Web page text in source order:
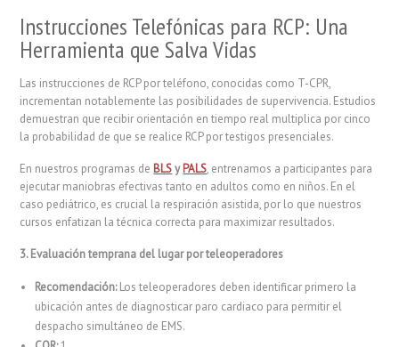
Instrucciones Telefónicas para RCP: Una
Herramienta que Salva Vidas
Las instrucciones de RCP por teléfono, conocidas como T-CPR,
incrementan notablemente las posibilidades de supervivencia. Estudios
demuestran que recibir orientación en tiempo real multiplica por cinco
la probabilidad de que se realice RCP por testigos presenciales.
En nuestros programas de BLSyPALS, entrenamos a participantes para
ejecutar maniobras efectivas tanto en adultos como en niños. En el
caso pediátrico, es crucial la respiración asistida, por lo que nuestros
cursos enfatizan la técnica correcta para maximizar resultados.
3. Evaluación temprana del lugar por teleoperadores
Recomendación:Los teleoperadores deben identificar primero la
ubicación antes de diagnosticar paro cardiaco para permitir el
despacho simultáneo de EMS.